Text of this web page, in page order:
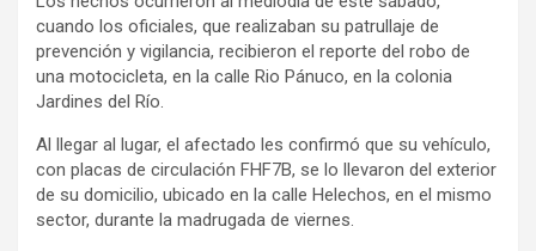
cuando los oficiales, que realizaban su patrullaje de
prevención y vigilancia, recibieron el reporte del robo de
una motocicleta, en la calle Rio Pánuco, en la colonia
Jardines del Río.
Al llegar al lugar, el afectado les confirmó que su vehículo,
con placas de circulación FHF7B, se lo llevaron del exterior
de su domicilio, ubicado en la calle Helechos, en el mismo
sector, durante la madrugada de viernes.